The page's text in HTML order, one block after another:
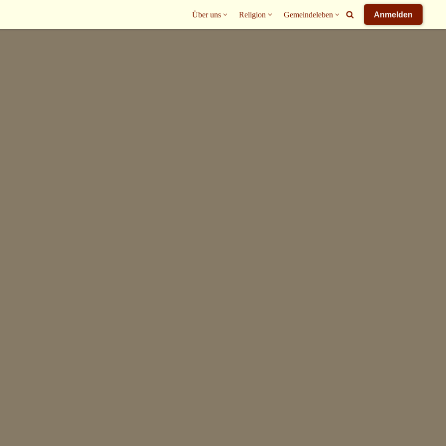
Über uns Religion Gemeindeleben Anmelden